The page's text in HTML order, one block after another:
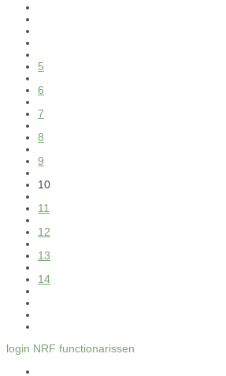
5
6
7
8
9
10
11
12
13
14
login NRF functionarissen